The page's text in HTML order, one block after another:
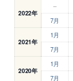
2022年
–
7月
2021年
1月
7月
2020年
1月
7月